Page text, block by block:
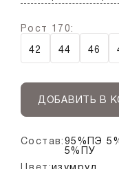
Рост 170:
42
44 46
ДОБАВИТЬ В
Состав:95%ПЭ
5%ПУ